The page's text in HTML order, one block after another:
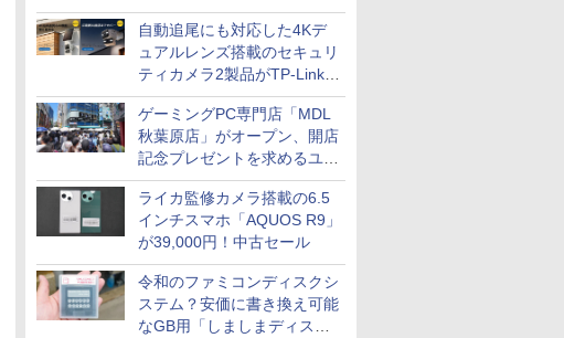
古のPixelシリーズがお買い得
自動追尾にも対応した4Kデ
ュアルレンズ搭載のセキュリ
ティカメラ2製品がTP-Linkか
ら
ゲーミングPC専門店「MDL
秋葉原店」がオープン、開店
記念プレゼントを求めるユー
ザーが押し寄せ長蛇の列に
ライカ監修カメラ搭載の6.5
インチスマホ「AQUOS R9」
が39,000円！中古セール
令和のファミコンディスクシ
ステム？安価に書き換え可能
なGB用「しましまディスク